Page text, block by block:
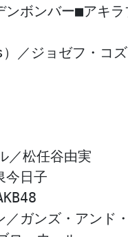
ンボンバー■アキ
／ジョゼフ・コ
／松任谷由実
今日子
ガンズ・アンド